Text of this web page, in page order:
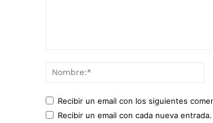
Recibir un email con los siguientes
Recibir un email con cada nueva entrada.